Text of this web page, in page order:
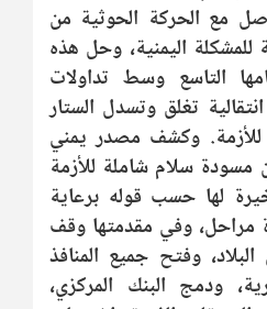
مع الحركة الحوثية من
اليمنية، وحل هذه
التاسع وسط تداولات
تغلق وتسدل الستار
للأزمة. وكشف مصدر يمني
سلام شاملة للأزمة
لها حسب قوله برعاية
مراحل، وفي مقدمتها وقف
وفتح جميع المنافذ
ودمج البنك المركزي،